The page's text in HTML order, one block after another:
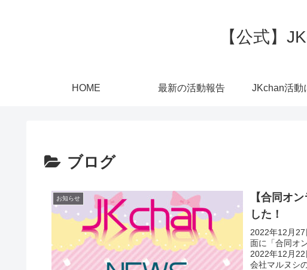
【公式】
HOME 最新の活動報告 JKchan活動
ブログ
お知らせ
【合同オ
した！
2022年12月
面に「合同オ
2022年12月
会社マルヌシ